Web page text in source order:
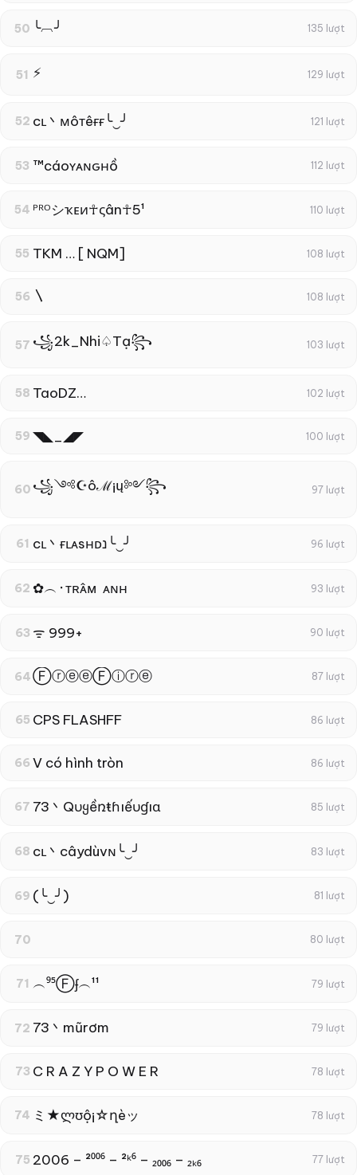
50 ╰︹╯ 135 lượt
51 ⚡ 129 lượt
52 cʟ丶мôтêғғ╰‿╯ 121 lượt
53 ™cáoʏᴀɴԍнồ 112 lượt
54 ᴾᴿᴼシҡᴇи☥ςân☥5¹ 110 lượt
55 TKM … [ NQM] 108 lượt
56 〵 108 lượt
57 ꧁2k_Nhi♤Tạ꧂ 103 lượt
58 TaoDZ… 102 lượt
59 ◥◣_◢◤ 100 lượt
60 ꧁༺☪ôℳ¡ų༻꧂ 97 lượt
61 cʟ丶ғʟᴀsнᴅנ╰‿╯ 96 lượt
62 ✿︵‎᛫ᴛʀᴀ̂ᴍ ‎ ᴀɴʜ 93 lượt
63 ᯤ 999+ 90 lượt
64ⒻⓡⓔⓔⒻⓘⓡⓔ 87 lượt
65 CPS FLASHFF 86 lượt
66 V có hình tròn 86 lượt
67 73丶Qυყềռŧɦıếυɠıɑ 85 lượt
68 cʟ丶câydùvɴ╰‿╯ 83 lượt
69 (╰‿╯) 81 lượt
70 80 lượt
71 ︵⁹⁵Ⓕʄ︵¹¹ 79 lượt
72 73丶mũrơm 79 lượt
73 C R A Z Y P O W E R 78 lượt
74 ミ★ლʊộ¡☆ղèッ 78 lượt
75 2006 – ²⁰⁰⁶ – ²ᵏ⁶ – ₂₀₀₆ – ₂ₖ₆ 77 lượt